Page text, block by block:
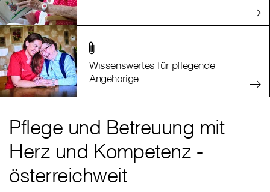
Wissenswertes für pflegende
Angehörige
Pflege und Betreuung mit
Herz und Kompetenz -
österreichweit